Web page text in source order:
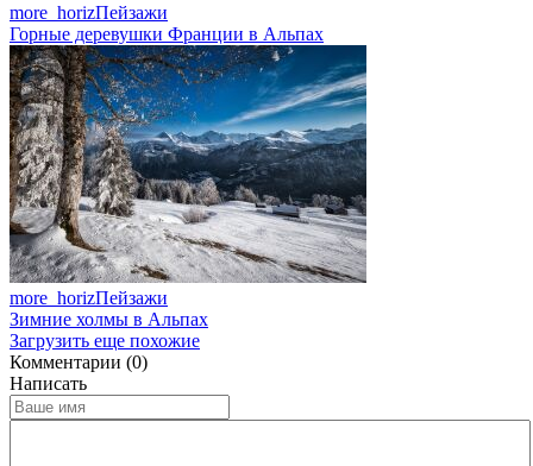
more_horizПейзажи
Горные деревушки Франции в Альпах
more_horizПейзажи
Зимние холмы в Альпах
Загрузить еще похожие
Комментарии (0)
Написать